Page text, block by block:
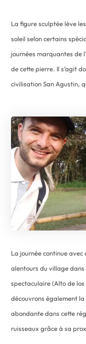
La figure sculptée lève
soleil selon certains
journées marquantes de
de cette pierre. Il s’agit
civilisation San Agustin,
La journée continue
alentours du village
spectaculaire (Alto de
découvrons également
abondante dans cette
ruisseaux grâce à sa